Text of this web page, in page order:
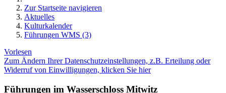
Zur Startseite navigieren
Aktuelles
Kulturkalender
Führungen WMS (3)
Vorlesen
Zum Ändern Ihrer Datenschutzeinstellungen, z.B. Erteilung oder
Widerruf von Einwilligungen, klicken Sie hier
Führungen im Wasserschloss Mitwitz